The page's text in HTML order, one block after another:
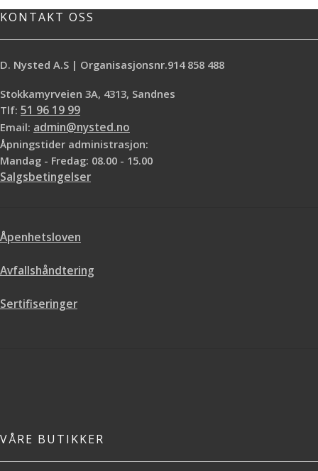
slitesterk, vannfast og
flyteevne. Bistrot Lakk kan legges
men ikke voks eller Skjellakk. Du kan
med Liberon Bistrot lakk med farge.
KONTAKT OSS
D. Nysted A.S | Organisasjonsnr.914 858 488
Stokkamyrveien 3A, 4313, Sandnes
Tlf: 51 96 19 99
Email: admin@nysted.no
Åpningstider administrasjon:
Mandag - Fredag: 08.00 - 15.00
Salgsbetingelser
Åpenhetsloven
Avfallshåndtering
Sertifiseringer
VÅRE BUTIKKER